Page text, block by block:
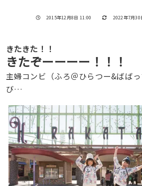
投稿日
2015年12月8日 11:00 更新日
2022年7月30
きたきた！！
きたぞーーーー！！！
主婦コンビ（ふろ＠ひらつー&ばば
び…